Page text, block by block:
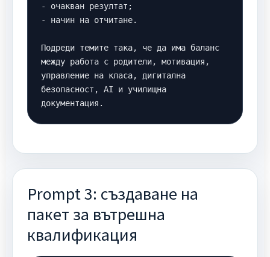
- очакван резултат;
- начин на отчитане.
Подреди темите така, че да има баланс
между работа с родители, мотивация,
управление на класа, дигитална
безопасност, AI и училищна
документация.
Prompt 3: създаване на
пакет за вътрешна
квалификация